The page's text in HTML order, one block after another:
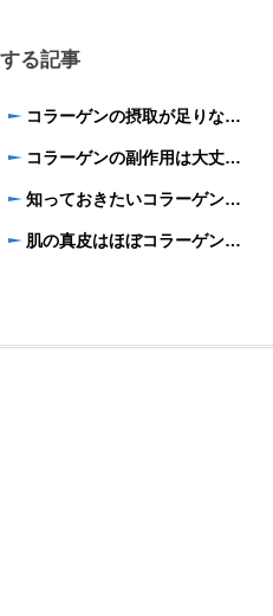
る記事
コラーゲンの摂取が足りないとどうなるの？
コラーゲンの副作用は大丈夫？
知っておきたいコラーゲンの大きさ
肌の真皮はほぼコラーゲン。だけど肌への優先順位が低い？